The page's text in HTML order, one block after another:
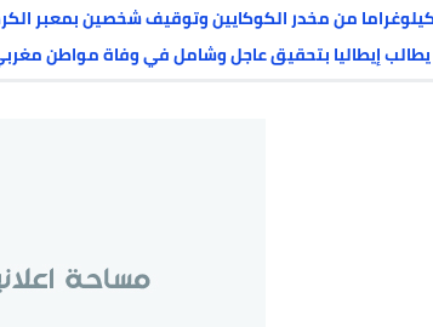
إيطاليا بتحقيق عاجل وشامل في وفاة مواطن